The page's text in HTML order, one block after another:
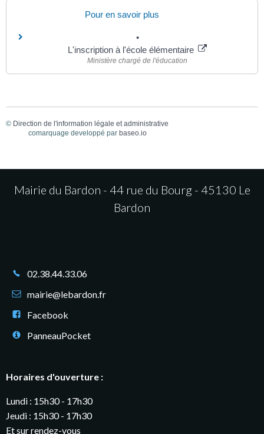
Pour en savoir plus
L'inscription à l'école élémentaire
Ministère chargé de l'éducation
© Direction de l'information légale et administrative
comarquage developpé par baseo.io
Mairie du Bardon - 44 rue du Bourg - 45130 Le
Bardon
02.38.44.33.06
mairie@lebardon.fr
Facebook
PanneauPocket
Horaires d'ouverture :
Lundi : 15h30 - 17h30
Jeudi : 15h30 - 17h30
Et sur rendez-vous